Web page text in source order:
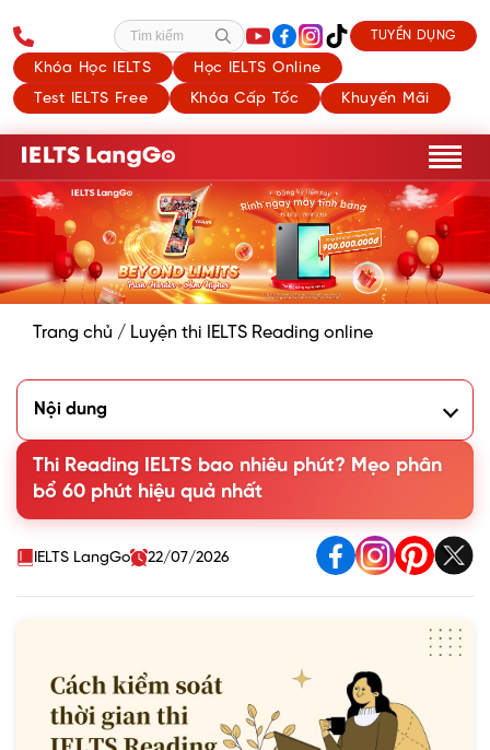
Khóa Học IELTS
Học IELTS Online
Test IELTS Free
Khóa Cấp Tốc Khuyến Mãi
Tìm kiếm TUYỂN DỤNG
Trang chủ / Luyện thi IELTS Reading online
Nội dung
2. Phân bổ thời gian IELTS Reading chuẩn 60 phút
3. 5 cách tăng tốc độ làm bài đọc trong IELTS Reading
4. Các câu hỏi thường gặp về thời gian thi IELTS Reading
Thi Reading IELTS bao nhiêu phút? Mẹo phân
bổ 60 phút hiệu quả nhất
IELTS LangGo 22/07/2026